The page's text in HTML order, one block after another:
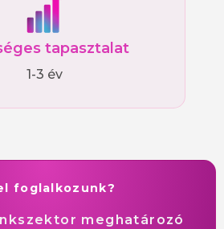
tapasztalat
1-3 év
foglalkozunk?
meghatározó